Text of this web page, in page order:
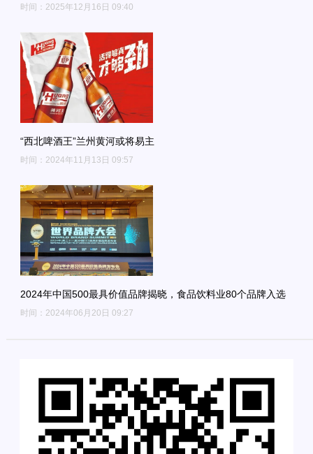
时间：2025年12月16日 09:40
“西北啤酒王”兰州黄河或将易主
时间：2024年11月13日 09:57
2024年中国500最具价值品牌揭晓，食品饮料业80个品牌入选
时间：2024年06月20日 09:27